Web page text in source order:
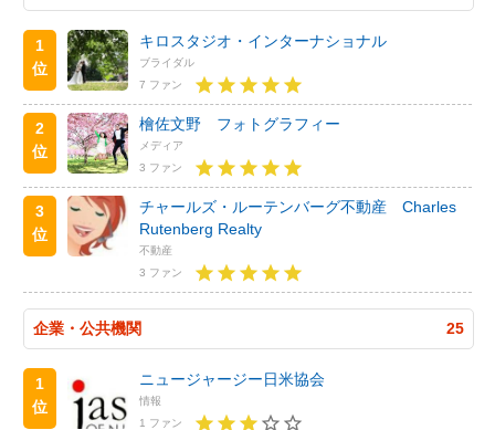
1
位
キロスタジオ・インターナショナル
ブライダル
7 ファン
2
位
檜佐文野 フォトグラフィー
メディア
3 ファン
3
位
チャールズ・ルーテンバーグ不動産 Charles
Rutenberg Realty
不動産
3 ファン
企業・公共機関 25
1
位
ニュージャージー日米協会
情報
1 ファン